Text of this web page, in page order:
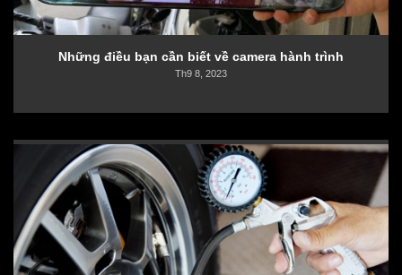
Những điều bạn cần biết về camera hành trình
Th9 8, 2023